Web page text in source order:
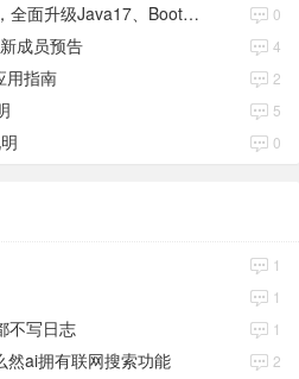
BladeX 4.0.0.RELEASE发布，全面升级Java17、Boot3、Cloud2023 0
成员预告 4
用指南 2
5
0
1
1
不写日志 1
然ai拥有联网搜索功能 2